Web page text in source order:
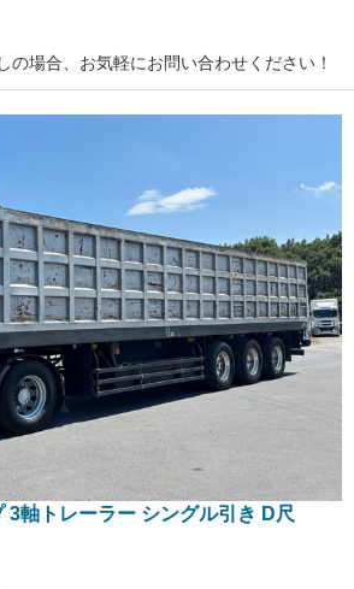
の場合、お気軽にお問い合わせください！
3軸トレーラー シングル引き D尺